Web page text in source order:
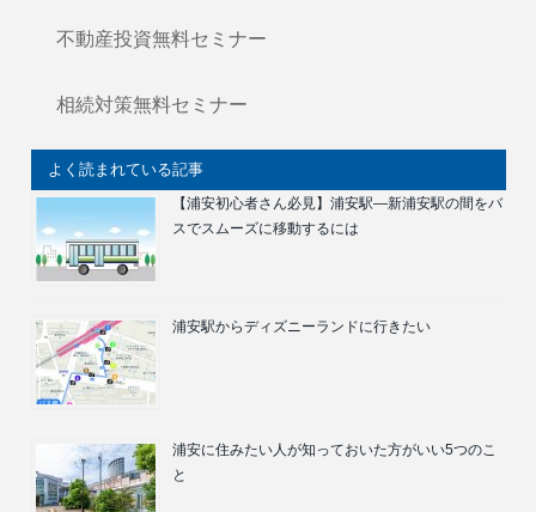
不動産投資無料セミナー
相続対策無料セミナー
よく読まれている記事
【浦安初心者さん必見】浦安駅―新浦安駅の間をバ
スでスムーズに移動するには
浦安駅からディズニーランドに行きたい
浦安に住みたい人が知っておいた方がいい5つのこ
と